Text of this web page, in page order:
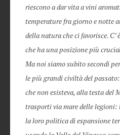
riescono a dar vita a vini
temperature fra giorno e notte
della natura che ci favorisce.
che ha una posizione più
Ma noi siamo subito secondi
le più grandi civiltà del
che non esisteva, alla testa del
trasporti via mare delle legioni:
la loro politica di espansione